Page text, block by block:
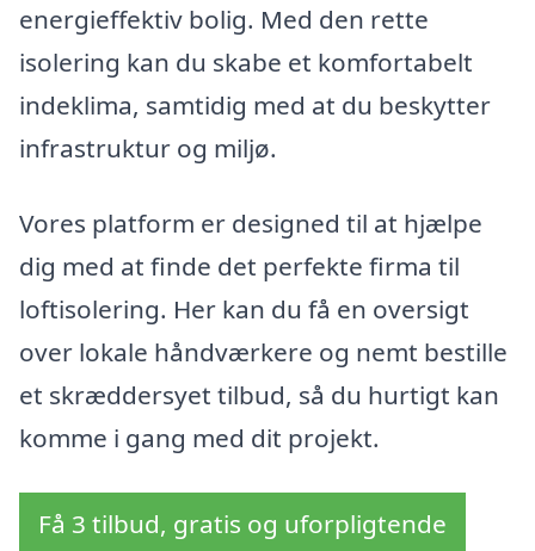
energieffektiv bolig. Med den rette
isolering kan du skabe et komfortabelt
indeklima, samtidig med at du beskytter
infrastruktur og miljø.
Vores platform er designed til at hjælpe
dig med at finde det perfekte firma til
loftisolering. Her kan du få en oversigt
over lokale håndværkere og nemt bestille
et skræddersyet tilbud, så du hurtigt kan
komme i gang med dit projekt.
Få 3 tilbud, gratis og uforpligtende